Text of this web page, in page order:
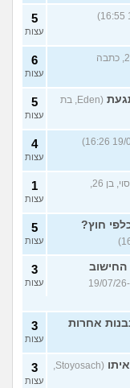
5
עצות
(היוש, בת 29, כתבה
6
עצות
(Eden, בת
5
עצות
4
עצות
(חסוי, בן 26,
1
עצות
חוץ? 5
עצות
(ירין, בת 19, כתבה ב-19/07/26
3
עצות
אחרות 3
עצות
(Stoyosach,
3
עצות